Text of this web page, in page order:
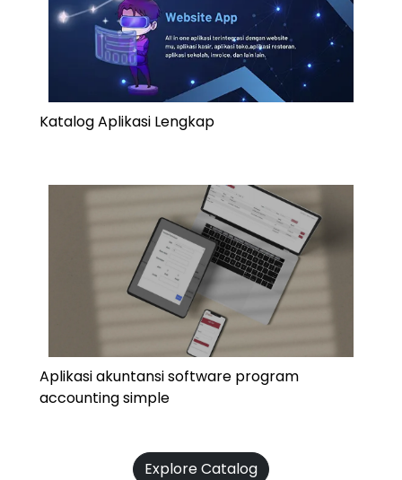
Katalog Aplikasi Lengkap
Aplikasi akuntansi software program
accounting simple
Explore Catalog